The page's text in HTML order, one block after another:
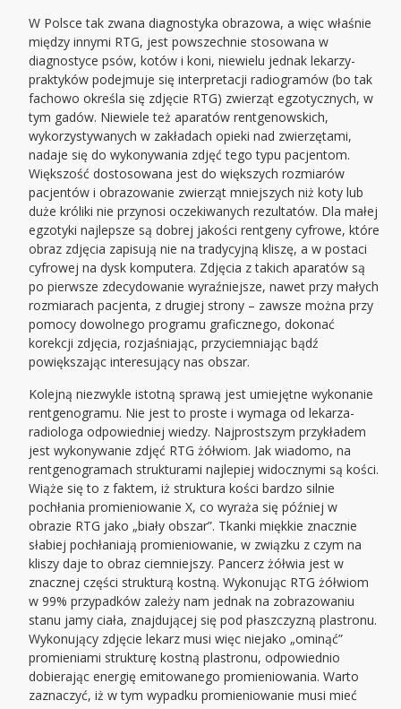
W Polsce tak zwana diagnostyka obrazowa, a więc właśnie
między innymi RTG, jest powszechnie stosowana w
diagnostyce psów, kotów i koni, niewielu jednak lekarzy-
praktyków podejmuje się interpretacji radiogramów (bo tak
fachowo określa się zdjęcie RTG) zwierząt egzotycznych, w
tym gadów. Niewiele też aparatów rentgenowskich,
wykorzystywanych w zakładach opieki nad zwierzętami,
nadaje się do wykonywania zdjęć tego typu pacjentom.
Większość dostosowana jest do większych rozmiarów
pacjentów i obrazowanie zwierząt mniejszych niż koty lub
duże króliki nie przynosi oczekiwanych rezultatów. Dla małej
egzotyki najlepsze są dobrej jakości rentgeny cyfrowe, które
obraz zdjęcia zapisują nie na tradycyjną kliszę, a w postaci
cyfrowej na dysk komputera. Zdjęcia z takich aparatów są
po pierwsze zdecydowanie wyraźniejsze, nawet przy małych
rozmiarach pacjenta, z drugiej strony – zawsze można przy
pomocy dowolnego programu graficznego, dokonać
korekcji zdjęcia, rozjaśniając, przyciemniając bądź
powiększając interesujący nas obszar.
Kolejną niezwykle istotną sprawą jest umiejętne wykonanie
rentgenogramu. Nie jest to proste i wymaga od lekarza-
radiologa odpowiedniej wiedzy. Najprostszym przykładem
jest wykonywanie zdjęć RTG żółwiom. Jak wiadomo, na
rentgenogramach strukturami najlepiej widocznymi są kości.
Wiąże się to z faktem, iż struktura kości bardzo silnie
pochłania promieniowanie X, co wyraża się później w
obrazie RTG jako „biały obszar”. Tkanki miękkie znacznie
słabiej pochłaniają promieniowanie, w związku z czym na
kliszy daje to obraz ciemniejszy. Pancerz żółwia jest w
znacznej części strukturą kostną. Wykonując RTG żółwiom
w 99% przypadków zależy nam jednak na zobrazowaniu
stanu jamy ciała, znajdującej się pod płaszczyzną plastronu.
Wykonujący zdjęcie lekarz musi więc niejako „ominąć”
promieniami strukturę kostną plastronu, odpowiednio
dobierając energię emitowanego promieniowania. Warto
zaznaczyć, iż w tym wypadku promieniowanie musi mieć